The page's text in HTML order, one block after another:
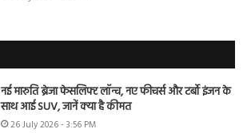
नई मारुति ब्रेजा फेसलिफ्ट लॉन्च, नए फीचर्स और टर्बो इंजन के
साथ आई SUV, जानें क्या है कीमत
26 July 2026 - 3:56 PM